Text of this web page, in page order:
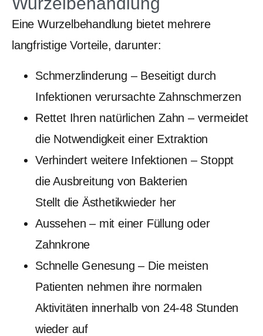
Eine Wurzelbehandlung bietet mehrere
langfristige Vorteile, darunter:
Schmerzlinderung – Beseitigt durch
Infektionen verursachte Zahnschmerzen
Rettet Ihren natürlichen Zahn – vermeidet
die Notwendigkeit einer Extraktion
Verhindert weitere Infektionen – Stoppt
die Ausbreitung von Bakterien
Stellt die Ästhetikwieder her
Aussehen – mit einer Füllung oder
Zahnkrone
Schnelle Genesung – Die meisten
Patienten nehmen ihre normalen
Aktivitäten innerhalb von 24-48 Stunden
wieder auf